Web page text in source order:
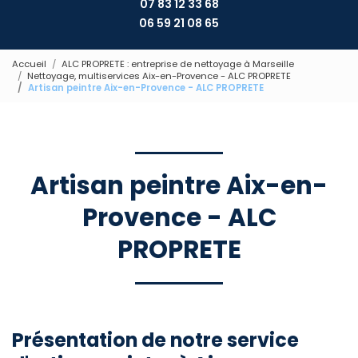
07 83 12 33 68
06 59 21 08 65
Accueil
ALC PROPRETE : entreprise de nettoyage à Marseille
Nettoyage, multiservices Aix-en-Provence - ALC PROPRETE
Artisan peintre Aix-en-Provence - ALC PROPRETE
Artisan peintre Aix-en-
Provence - ALC
PROPRETE
Présentation de notre service